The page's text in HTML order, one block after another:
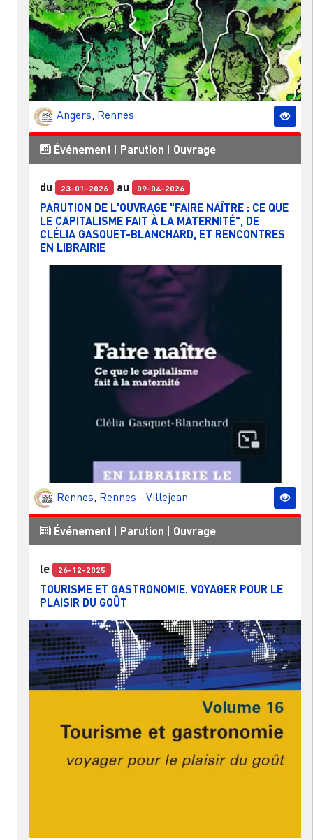
Angers, Rennes
Événement | Parution | Ouvrage
du 23-01-2026 au 09-04-2026
PARUTION DE L'OUVRAGE "FAIRE NAÎTRE : CE QUE
LE CAPITALISME FAIT À LA MATERNITÉ", DE
CLÉLIA GASQUET-BLANCHARD, ET RENCONTRES
EN LIBRAIRIE
Rennes Rennes - Villejean
Événement | Parution | Ouvrage
le 26-12-2025
TOURISME ET GASTRONOMIE. VOYAGER POUR LE
PLAISIR DU GOÛT